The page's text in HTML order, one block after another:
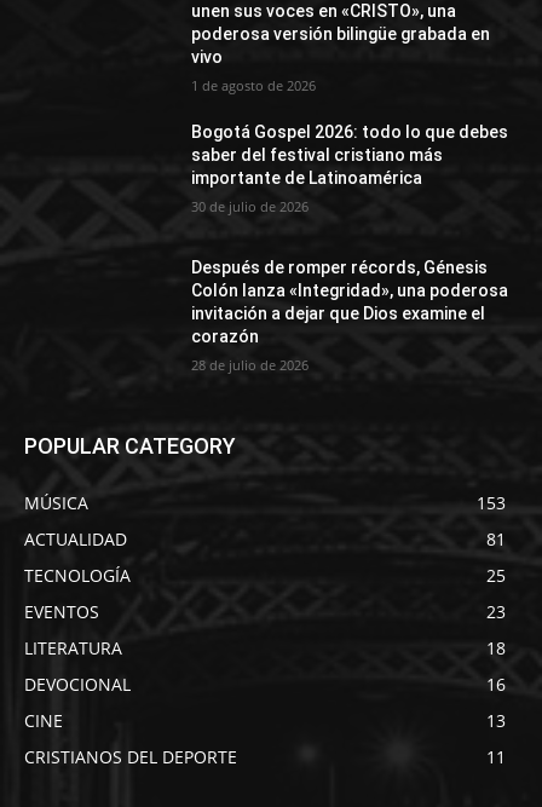
unen sus voces en «CRISTO», una
poderosa versión bilingüe grabada en
vivo
1 de agosto de 2026
Bogotá Gospel 2026: todo lo que debes
saber del festival cristiano más
importante de Latinoamérica
30 de julio de 2026
Después de romper récords, Génesis
Colón lanza «Integridad», una poderosa
invitación a dejar que Dios examine el
corazón
28 de julio de 2026
POPULAR CATEGORY
MÚSICA
153
ACTUALIDAD
81
TECNOLOGÍA
25
EVENTOS
23
LITERATURA
18
DEVOCIONAL
16
CINE
13
CRISTIANOS DEL DEPORTE
11